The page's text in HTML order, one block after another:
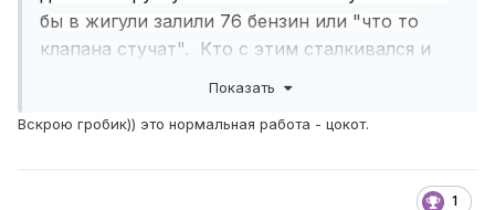
бы в жигули залили 76 бензин или "что то
клапана стучат". Кто с этим сталкивался и
Показать
Вскрою гробик)) это нормальная работа - цокот.
1